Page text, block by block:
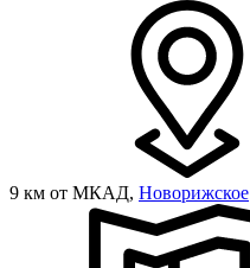
9 км от МКАД, Новорижское